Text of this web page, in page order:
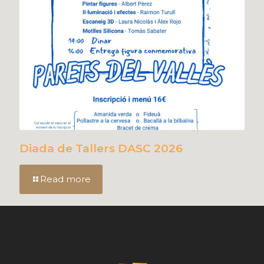
Diada de Tallers DASC 2026
Read more